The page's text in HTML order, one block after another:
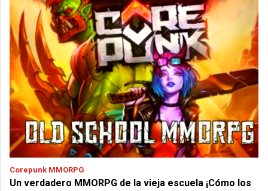
Corepunk MMORPG
Un verdadero MMORPG de la vieja escuela ¡Cómo los